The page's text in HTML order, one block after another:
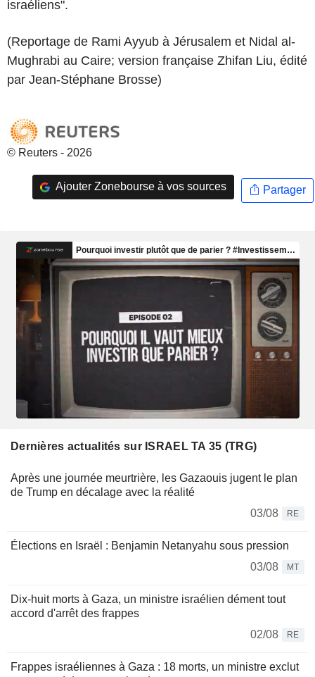
israéliens".
(Reportage de Rami Ayyub à Jérusalem et Nidal al-
Mughrabi au Caire; version française Zhifan Liu, édité
par Jean-Stéphane Brosse)
© Reuters - 2026
Ajouter Zonebourse à vos sources Partager
Dernières actualités sur ISRAEL TA 35 (TRG)
Après une journée meurtrière, les Gazaouis jugent le plan
de Trump en décalage avec la réalité
03/08
RE
Élections en Israël : Benjamin Netanyahu sous pression
03/08
MT
Dix-huit morts à Gaza, un ministre israélien dément tout
accord d'arrêt des frappes
02/08
RE
Frappes israéliennes à Gaza : 18 morts, un ministre exclut